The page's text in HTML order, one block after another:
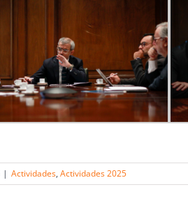
| Actividades, Actividades 2025